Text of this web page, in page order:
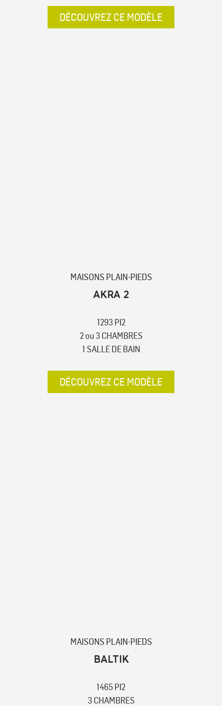
DÉCOUVREZ CE MODÈLE
MAISONS PLAIN-PIEDS
AKRA 2
1293 PI2
2 ou 3 CHAMBRES
1 SALLE DE BAIN
DÉCOUVREZ CE MODÈLE
MAISONS PLAIN-PIEDS
BALTIK
1465 PI2
3 CHAMBRES